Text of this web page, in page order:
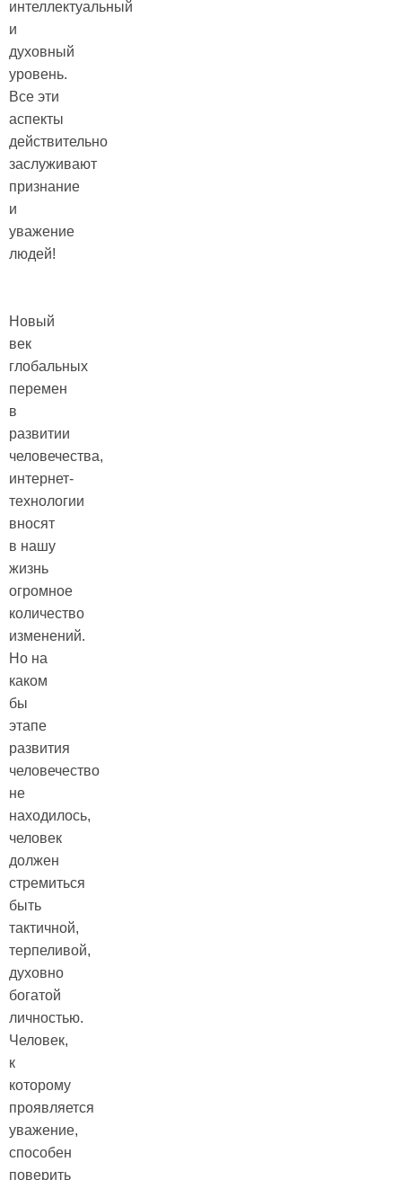
интеллектуальный
и
духовный
уровень.
Все эти
аспекты
действительно
заслуживают
признание
и
уважение
людей!
Новый
век
глобальных
перемен
в
развитии
человечества,
интернет-
технологии
вносят
в нашу
жизнь
огромное
количество
изменений.
Но на
каком
бы
этапе
развития
человечество
не
находилось,
человек
должен
стремиться
быть
тактичной,
терпеливой,
духовно
богатой
личностью.
Человек,
к
которому
проявляется
уважение,
способен
поверить